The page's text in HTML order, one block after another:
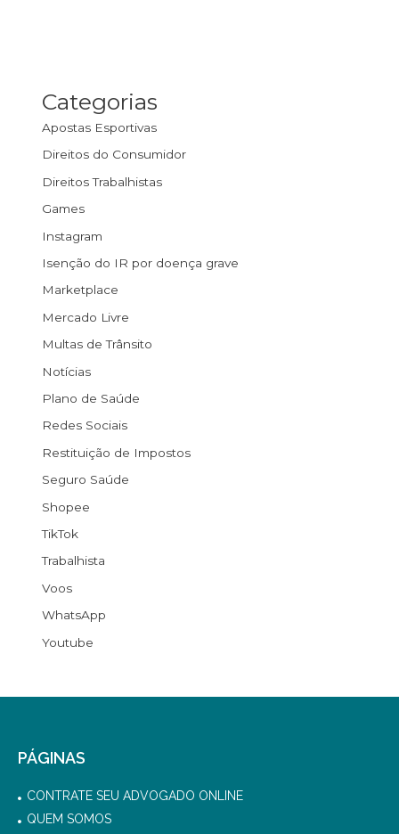
Categorias
Apostas Esportivas
Direitos do Consumidor
Direitos Trabalhistas
Games
Instagram
Isenção do IR por doença grave
Marketplace
Mercado Livre
Multas de Trânsito
Notícias
Plano de Saúde
Redes Sociais
Restituição de Impostos
Seguro Saúde
Shopee
TikTok
Trabalhista
Voos
WhatsApp
Youtube
PÁGINAS
CONTRATE SEU ADVOGADO ONLINE
QUEM SOMOS